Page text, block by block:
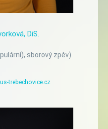
DiS.
sborový zpěv)
trebechovice.cz